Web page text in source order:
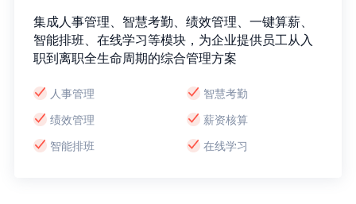
集成人事管理、智慧考勤、绩效管理、一键算薪、
智能排班、在线学习等模块，为企业提供员工从入
职到离职全生命周期的综合管理方案
人事管理
智慧考勤
绩效管理
薪资核算
智能排班
在线学习